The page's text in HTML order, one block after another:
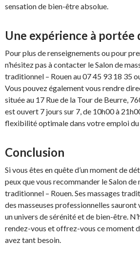
sensation de bien-être absolue.
Une expérience à portée
Pour plus de renseignements ou pour
n’hésitez pas à contacter le Salon de
traditionnel – Rouen au 07 45 93 18 35
Vous pouvez également vous rendre
située au 17 Rue de la Tour de Beurre,
est ouvert 7 jours sur 7, de 10h00 à
flexibilité optimale dans votre emploi du
Conclusion
Si vous êtes en quête d’un moment de
peux que vous recommander le Salon
traditionnel – Rouen. Ses massages
des masseuses professionnelles
un univers de sérénité et de bien-être.
rendez-vous et offrez-vous ce moment
avez tant besoin.